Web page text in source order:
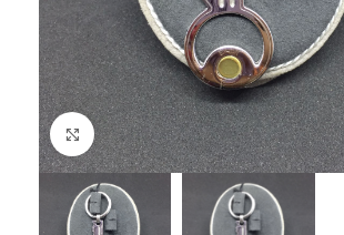
Click to enlarge